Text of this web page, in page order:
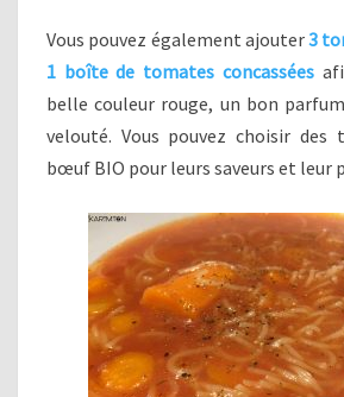
Vous pouvez également ajouter3
1 boîte de tomates concassées
belle couleur rouge, un bon
velouté. Vous pouvez choisir
bœuf BIO pour leurs saveurs et leur